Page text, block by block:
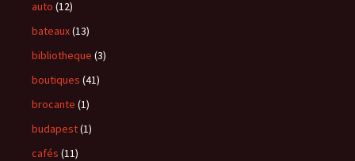
auto (12)
bateaux(13)
bibliotheque (3)
boutiques (41)
brocante (1)
budapest(1)
cafés (11)